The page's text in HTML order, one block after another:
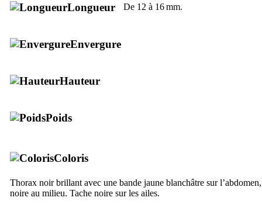
Longueur De 12 à 16 mm.
Envergure
Hauteur
Poids
Coloris
Thorax noir brillant avec une bande jaune blanchâtre sur
noire au milieu. Tache noire sur les ailes.